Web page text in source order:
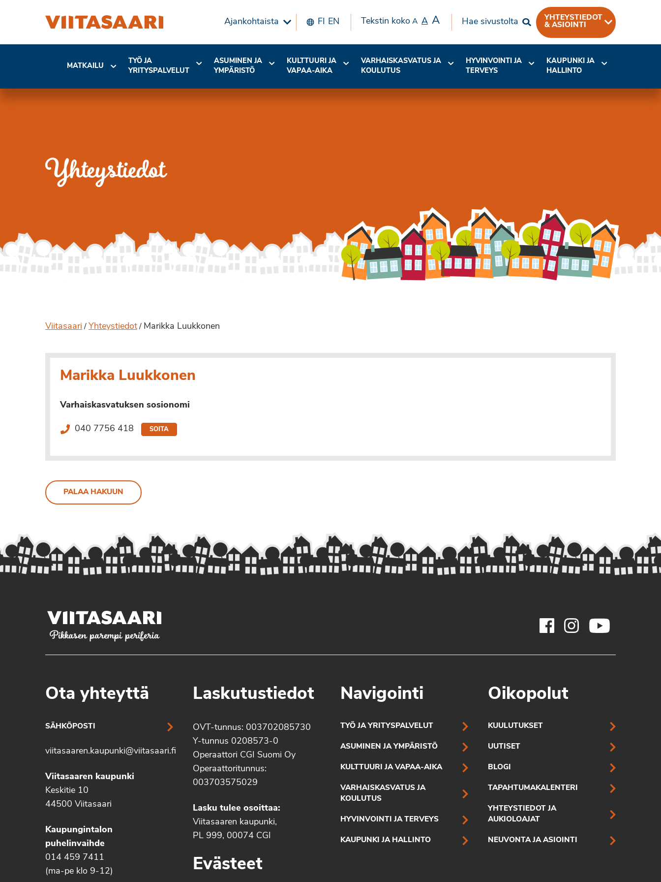
Ajankohtaista FI EN Tekstin koko A A A Hae sivustolta
YHTEYSTIEDOT
& ASIOINTI
MATKAILU
TYÖ JA
YRITYSPALVELUT
ASUMINEN JA
YMPÄRISTÖ
KULTTUURI JA
VAPAA-AIKA
VARHAISKASVATUS JA
KOULUTUS
HYVINVOINTI JA
TERVEYS
KAUPUNKI JA
HALLINTO
Yhteystiedot
Viitasaari / Yhteystiedot / Marikka Luukkonen
Marikka Luukkonen
Varhaiskasvatuksen sosionomi
040 7756 418 SOITA
PALAA HAKUUN
Pikkasen parempi periferia
Ota yhteyttä
SÄHKÖPOSTI
viitasaaren.kaupunki@viitasaari.fi
Viitasaaren kaupunki
Keskitie 10
44500 Viitasaari
Kaupungintalon
puhelinvaihde
014 459 7411
(ma-pe klo 9-12)
Laskutustiedot
OVT-tunnus: 003702085730
Y-tunnus 0208573-0
Operaattori CGI Suomi Oy
Operaattoritunnus:
003703575029
Lasku tulee osoittaa:
Viitasaaren kaupunki,
PL 999, 00074 CGI
Evästeet
Navigointi
TYÖ JA YRITYSPALVELUT
ASUMINEN JA YMPÄRISTÖ
KULTTUURI JA VAPAA-AIKA
VARHAISKASVATUS JA
KOULUTUS
HYVINVOINTI JA TERVEYS
KAUPUNKI JA HALLINTO
Oikopolut
KUULUTUKSET
UUTISET
BLOGI
TAPAHTUMAKALENTERI
YHTEYSTIEDOT JA
AUKIOLOAJAT
NEUVONTA JA ASIOINTI